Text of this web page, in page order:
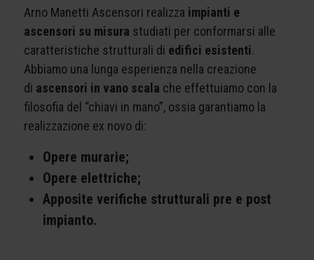
Arno Manetti Ascensori realizza impianti e
ascensori su misura studiati per conformarsi alle
caratteristiche strutturali di edifici esistenti.
Abbiamo una lunga esperienza nella creazione
di ascensori in vano scala che effettuiamo con la
filosofia del “chiavi in mano”, ossia garantiamo la
realizzazione ex novo di:
Opere murarie;
Opere elettriche;
Apposite verifiche strutturali pre e post
impianto.